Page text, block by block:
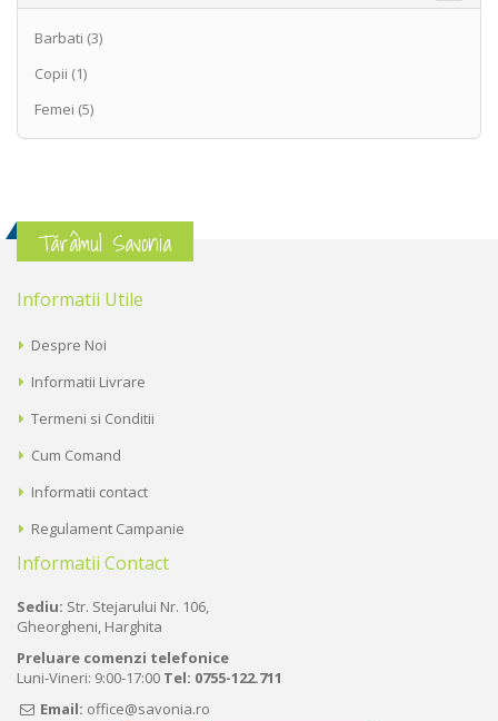
Barbati (3)
Copii (1)
Femei (5)
Tărâmul Savonia
Informatii Utile
Despre Noi
Informatii Livrare
Termeni si Conditii
Cum Comand
Informatii contact
Regulament Campanie
Informatii Contact
Sediu: Str. Stejarului Nr. 106,
Gheorgheni, Harghita
Preluare comenzi telefonice
Luni-Vineri: 9:00-17:00 Tel: 0755-122.711
Email: office@savonia.ro